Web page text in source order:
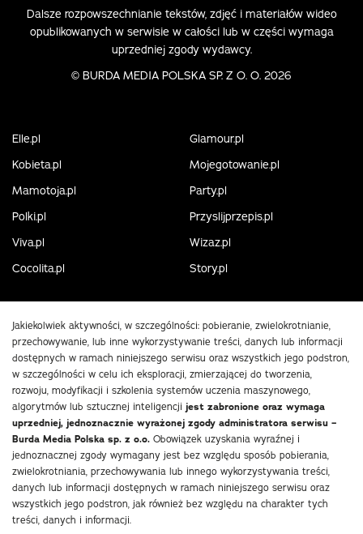
Dalsze rozpowszechnianie tekstów, zdjęć i materiałów wideo
opublikowanych w serwisie w całości lub w części wymaga
uprzedniej zgody wydawcy.
© BURDA MEDIA POLSKA SP. Z O. O. 2026
Elle.pl
Glamour.pl
Kobieta.pl
Mojegotowanie.pl
Mamotoja.pl
Party.pl
Polki.pl
Przyslijprzepis.pl
Viva.pl
Wizaz.pl
Cocolita.pl
Story.pl
Jakiekolwiek aktywności, w szczególności: pobieranie, zwielokrotnianie,
przechowywanie, lub inne wykorzystywanie treści, danych lub informacji
dostępnych w ramach niniejszego serwisu oraz wszystkich jego podstron,
w szczególności w celu ich eksploracji, zmierzającej do tworzenia,
rozwoju, modyfikacji i szkolenia systemów uczenia maszynowego,
algorytmów lub sztucznej inteligencji jest zabronione oraz wymaga
uprzedniej, jednoznacznie wyrażonej zgody administratora serwisu –
Burda Media Polska sp. z o.o. Obowiązek uzyskania wyraźnej i
jednoznacznej zgody wymagany jest bez względu sposób pobierania,
zwielokrotniania, przechowywania lub innego wykorzystywania treści,
danych lub informacji dostępnych w ramach niniejszego serwisu oraz
wszystkich jego podstron, jak również bez względu na charakter tych
treści, danych i informacji.